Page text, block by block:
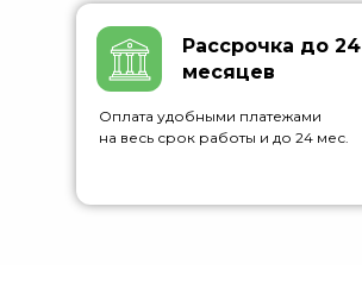
Рассрочка до 24
месяцев
Оплата удобными платежами
на весь срок работы и до 24 мес.